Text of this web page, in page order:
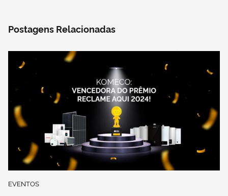
Postagens Relacionadas
EVENTOS